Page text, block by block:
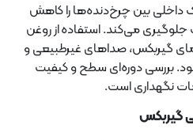
بین چرخ‌دنده‌ها را کاهش
می‌کند. استفاده از روغن
گیربکس، صداهای غیرطبیعی و
بررسی دوره‌ای سطح و کیفیت
نگهداری است.
گیربکس